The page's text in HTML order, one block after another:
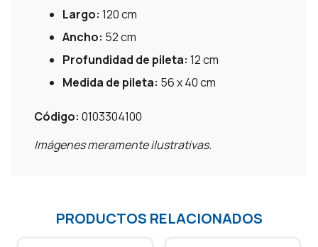
Largo: 120 cm
Ancho: 52 cm
Profundidad de pileta: 12 cm
Medida de pileta: 56 x 40 cm
Código: 0103304100
Imágenes meramente ilustrativas.
PRODUCTOS RELACIONADOS